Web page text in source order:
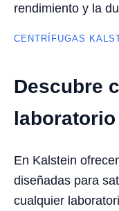
rendimiento y la
CENTRÍFUGAS
Descubre
laboratorio
En Kalstein
diseñadas para
cualquier